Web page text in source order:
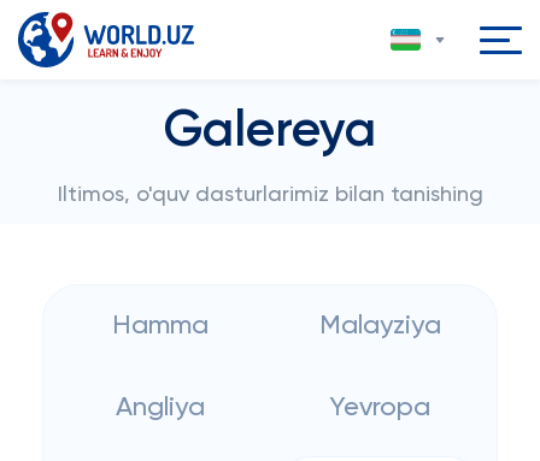
Galereya
Iltimos, o'quv dasturlarimiz bilan tanishing
Hamma Malayziya
Angliya Yevropa